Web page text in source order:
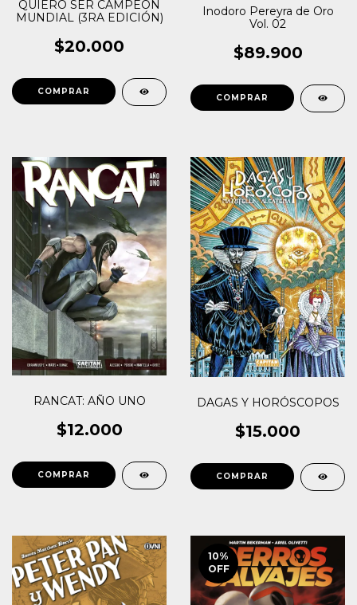
QUIERO SER CAMPEÓN
MUNDIAL (3RA EDICIÓN)
$20.000
Inodoro Pereyra de Oro
Vol. 02
$89.900
RANCAT: AÑO UNO
$12.000
DAGAS Y HORÓSCOPOS
$15.000
10%
OFF